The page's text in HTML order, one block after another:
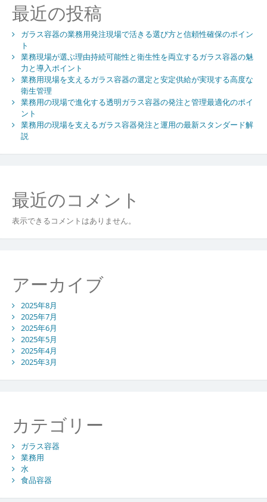
ョ
ン
最近の投稿
ガラス容器の業務用発注現場で活きる選び方と信頼性確保のポイン
ト
業務現場が選ぶ理由持続可能性と衛生性を両立するガラス容器の魅
力と導入ポイント
業務用現場を支えるガラス容器の選定と安定供給が実現する高度な
衛生管理
業務用の現場で進化する透明ガラス容器の発注と管理最適化のポイ
ント
業務用の現場を支えるガラス容器発注と運用の最新スタンダード解
説
最近のコメント
表示できるコメントはありません。
アーカイブ
2025年8月
2025年7月
2025年6月
2025年5月
2025年4月
2025年3月
カテゴリー
ガラス容器
業務用
水
食品容器